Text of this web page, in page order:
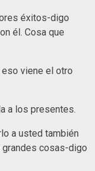
éxitos-digo
él. Cosa que
eso viene el otro
a los presentes.
a usted también
cosas-digo